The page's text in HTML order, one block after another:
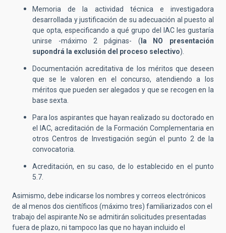
Memoria de la actividad técnica e investigadora
desarrollada y justificación de su adecuación al puesto al
que opta, especificando a qué grupo del IAC les gustaría
unirse -máximo 2 páginas- (la
NO presentación
supondrá la exclusión del proceso selectivo).
Documentación acreditativa de los méritos que deseen
que se le valoren en el concurso, atendiendo a los
méritos que pueden ser alegados y que se recogen en la
base sexta.
Para los aspirantes que hayan realizado su doctorado en
el IAC, acreditación de la Formación Complementaria en
otros Centros de Investigación según el punto 2 de la
convocatoria.
Acreditación, en su caso, de lo establecido en el punto
5.7.
Asimismo, debe indicarse los nombres y correos electrónicos
de al menos dos científicos (máximo tres) familiarizados con el
trabajo del aspirante.No se admitirán solicitudes presentadas
fuera de plazo, ni tampoco las que no hayan incluido el